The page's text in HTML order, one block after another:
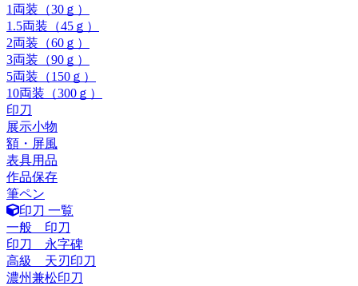
1両装（30ｇ）
1.5両装（45ｇ）
2両装（60ｇ）
3両装（90ｇ）
5両装（150ｇ）
10両装（300ｇ）
印刀
展示小物
額・屏風
表具用品
作品保存
筆ペン
印刀 一覧
一般 印刀
印刀 永字碑
高級 天刃印刀
濃州兼松印刀